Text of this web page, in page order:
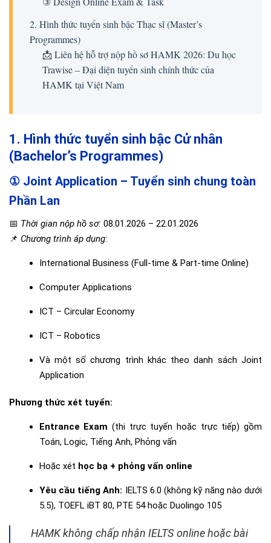
2. Hình thức tuyển sinh bậc Thạc sĩ (Master’s
Programmes)
📩 Liên hệ hỗ trợ nộp hồ sơ HAMK 2026: Du học
Trawise – Đại diện tuyển sinh chính thức của
HAMK tại Việt Nam
1. Hình thức tuyển sinh bậc Cử nhân
(Bachelor’s Programmes)
① Joint Application – Tuyển sinh chung toàn
Phần Lan
📅 Thời gian nộp hồ sơ: 08.01.2026 – 22.01.2026
📌 Chương trình áp dụng:
International Business (Full-time & Part-time Online)
Computer Applications
ICT – Circular Economy
ICT – Robotics
Và một số chương trình khác theo danh sách Joint
Application
Phương thức xét tuyển:
Entrance Exam (thi trực tuyến hoặc trực tiếp) gồm
Toán, Logic, Tiếng Anh, Phỏng vấn
Hoặc xét học bạ + phỏng vấn online
Yêu cầu tiếng Anh: IELTS 6.0 (không kỹ năng nào dưới
5.5), TOEFL iBT 80, PTE 54 hoặc Duolingo 105
HAMK không chấp nhận IELTS online hoặc bài